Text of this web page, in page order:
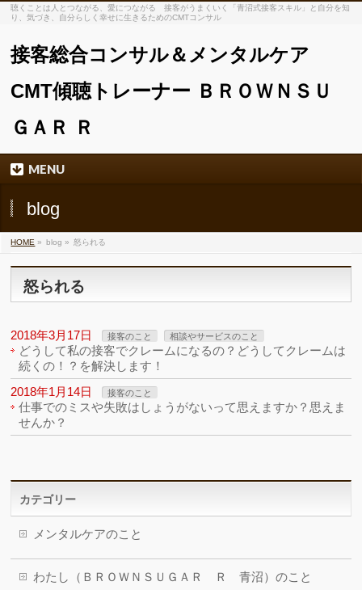
聴くことは人とつながる、愛につながる 接客がうまくいく「青沼式接客スキル」と自分を知
り、気づき、自分らしく幸せに生きるためのCMTコンサル
接客総合コンサル＆メンタルケア
CMT傾聴トレーナー ＢＲＯＷＮＳＵ
ＧＡＲ Ｒ
MENU
blog
HOME » blog » 怒られる
怒られる
2018年3月17日 接客のこと 相談やサービスのこと
どうして私の接客でクレームになるの？どうしてクレームは
続くの！？を解決します！
2018年1月14日
接客のこと
仕事でのミスや失敗はしょうがないって思えますか？思えま
せんか？
カテゴリー
メンタルケアのこと
わたし（ＢＲＯＷＮＳＵＧＡＲ Ｒ 青沼）のこと